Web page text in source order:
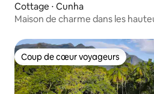
Cottage ⋅ Cunha
Maison de charme dans les
Coup de cœur voyageurs
Coup de cœur voyageurs